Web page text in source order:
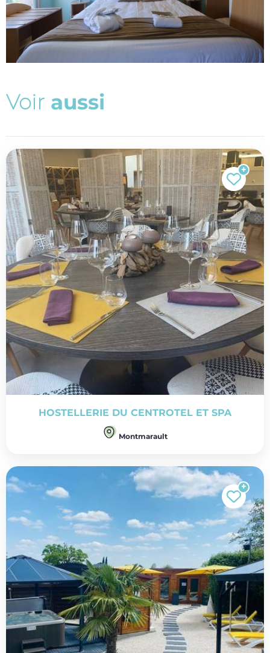
Voir aussi
HOSTELLERIE DU CENTROTEL ET SPA
Montmarault